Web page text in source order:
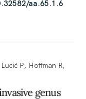
aa.65.1.6
P, Hoffman R,
genus